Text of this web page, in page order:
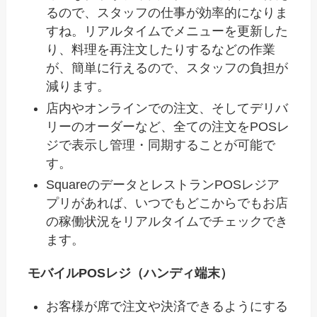
るので、スタッフの仕事が効率的になりま
すね。リアルタイムでメニューを更新した
り、料理を再注文したりするなどの作業
が、簡単に行えるので、スタッフの負担が
減ります。
店内やオンラインでの注文、そしてデリバ
リーのオーダーなど、全ての注文をPOSレ
ジで表示し管理・同期することが可能で
す。
SquareのデータとレストランPOSレジア
プリがあれば、いつでもどこからでもお店
の稼働状況をリアルタイムでチェックでき
ます。
モバイルPOSレジ（ハンディ端末）
お客様が席で注文や決済できるようにする